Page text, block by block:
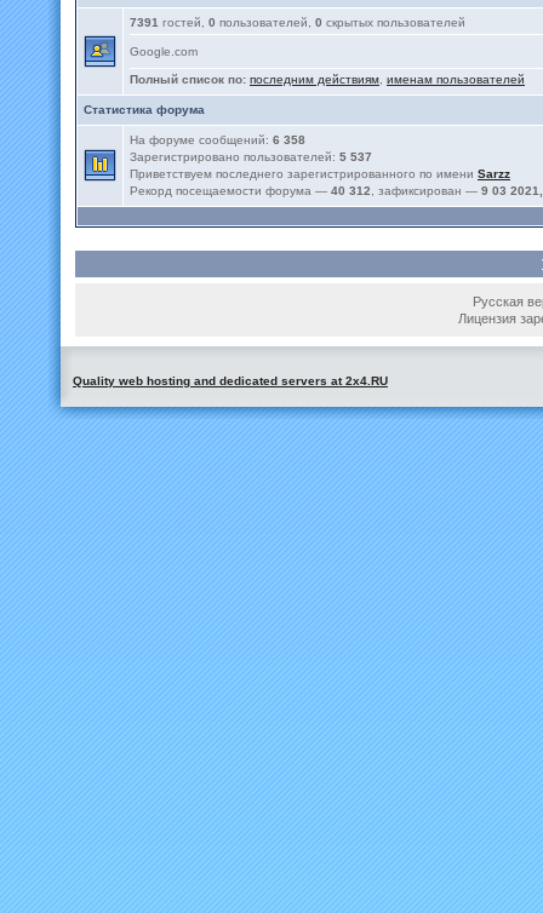
7391 гостей, 0 пользователей, 0 скрытых пользователей
Google.com
Полный список по: последним действиям именам пользователей
Статистика форума
На форуме сообщений: 6 358
Зарегистрировано пользователей: 5 537
Приветствуем последнего зарегистрированного по имени Sarzz
Рекорд посещаемости форума — 40 312 , зафиксирован — 9 03
Русская
Лицензия
Quality web hosting and dedicated servers at 2x4.RU